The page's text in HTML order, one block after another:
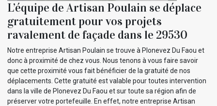
L’équipe de Artisan Poulain se déplace
gratuitement pour vos projets
ravalement de façade dans le 29530
Notre entreprise Artisan Poulain se trouve à Plonevez Du Faou et
donc à proximité de chez vous. Nous tenons à vous faire savoir
que cette proximité vous fait bénéficier de la gratuité de nos
déplacements. Cette gratuité est valable pour toutes intervention
dans la ville de Plonevez Du Faou et sur toute sa région afin de
préserver votre portefeuille. En effet, notre entreprise Artisan